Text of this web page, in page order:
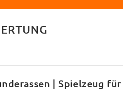
| Spielzeug für